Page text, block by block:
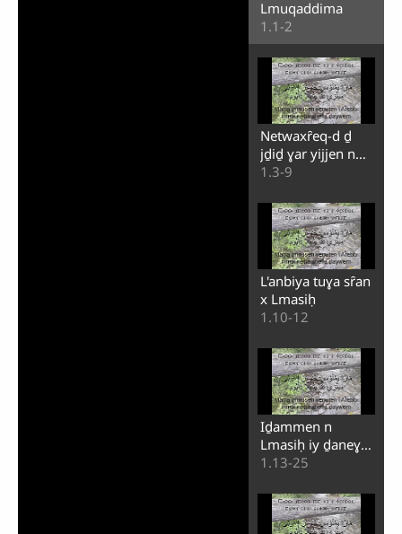
Lmuqaddima
1.1-2
Netwaxȓeq-d ḏ
jḏiḏ ɣar yijjen n
lʼamal iddaren
1.3-9
L'anbiya tuɣa sȓan
x Lmasiḥ
1.10-12
Iḏammen n
Lmasiḥ iy ḏaneɣ
isenjamen zi
1.13-25